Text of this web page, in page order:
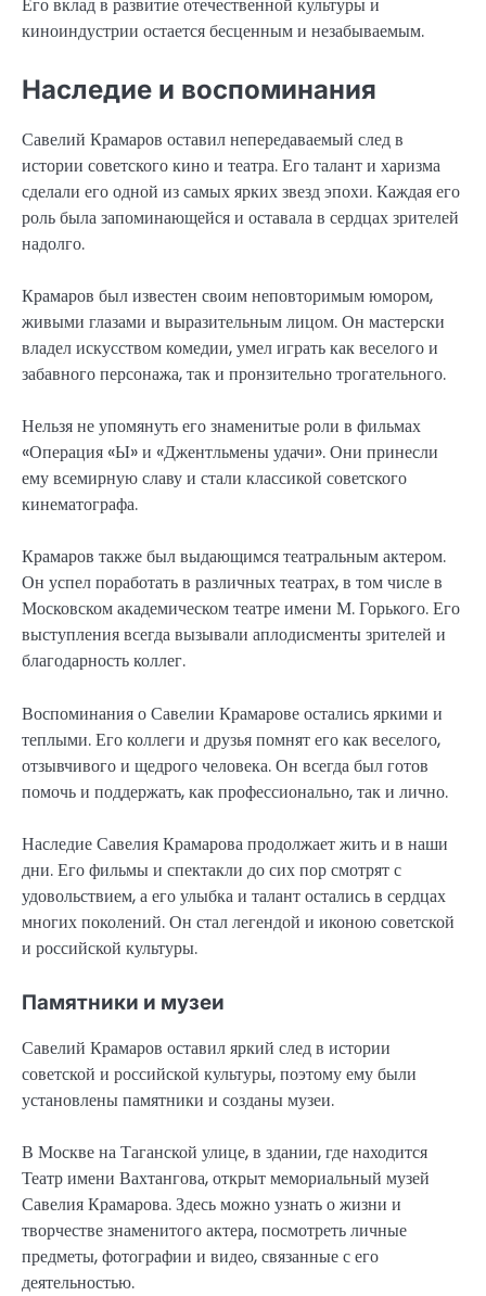
киноиндустрии остается бесценным и незабываемым.
Наследие и воспоминания
Савелий Крамаров оставил непередаваемый след в
истории советского кино и театра. Его талант и харизма
сделали его одной из самых ярких звезд эпохи. Каждая его
роль была запоминающейся и оставала в сердцах зрителей
надолго.
Крамаров был известен своим неповторимым юмором,
живыми глазами и выразительным лицом. Он мастерски
владел искусством комедии, умел играть как веселого и
забавного персонажа, так и пронзительно трогательного.
Нельзя не упомянуть его знаменитые роли в фильмах
«Операция «Ы» и «Джентльмены удачи». Они принесли
ему всемирную славу и стали классикой советского
кинематографа.
Крамаров также был выдающимся театральным актером.
Он успел поработать в различных театрах, в том числе в
Московском академическом театре имени М. Горького. Его
выступления всегда вызывали аплодисменты зрителей и
благодарность коллег.
Воспоминания о Савелии Крамарове остались яркими и
теплыми. Его коллеги и друзья помнят его как веселого,
отзывчивого и щедрого человека. Он всегда был готов
помочь и поддержать, как профессионально, так и лично.
Наследие Савелия Крамарова продолжает жить и в наши
дни. Его фильмы и спектакли до сих пор смотрят с
удовольствием, а его улыбка и талант остались в сердцах
многих поколений. Он стал легендой и иконою советской
и российской культуры.
Памятники и музеи
Савелий Крамаров оставил яркий след в истории
советской и российской культуры, поэтому ему были
установлены памятники и созданы музеи.
В Москве на Таганской улице, в здании, где находится
Театр имени Вахтангова, открыт мемориальный музей
Савелия Крамарова. Здесь можно узнать о жизни и
творчестве знаменитого актера, посмотреть личные
предметы, фотографии и видео, связанные с его
деятельностью.